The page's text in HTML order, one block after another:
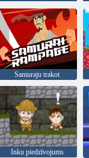
Samuraju trakot
Inku piedzīvojums